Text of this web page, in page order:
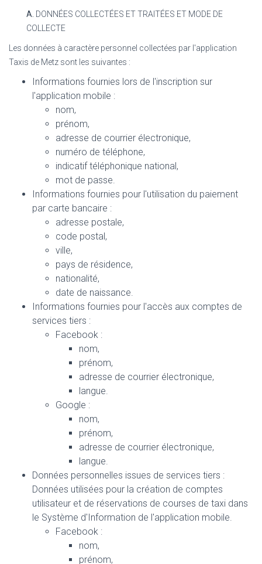
A. DONNÉES COLLECTÉES ET TRAITÉES ET MODE DE
COLLECTE
Les données à caractère personnel collectées par l'application
Taxis de Metz sont les suivantes :
Informations fournies lors de l'inscription sur
l'application mobile :
nom,
prénom,
adresse de courrier électronique,
numéro de téléphone,
indicatif téléphonique national,
mot de passe.
Informations fournies pour l'utilisation du paiement
par carte bancaire :
adresse postale,
code postal,
ville,
pays de résidence,
nationalité,
date de naissance.
Informations fournies pour l'accès aux comptes de
services tiers :
Facebook :
nom,
prénom,
adresse de courrier électronique,
langue.
Google :
nom,
prénom,
adresse de courrier électronique,
langue.
Données personnelles issues de services tiers :
Données utilisées pour la création de comptes
utilisateur et de réservations de courses de taxi dans
le Système d'Information de l'application mobile.
Facebook :
nom,
prénom,